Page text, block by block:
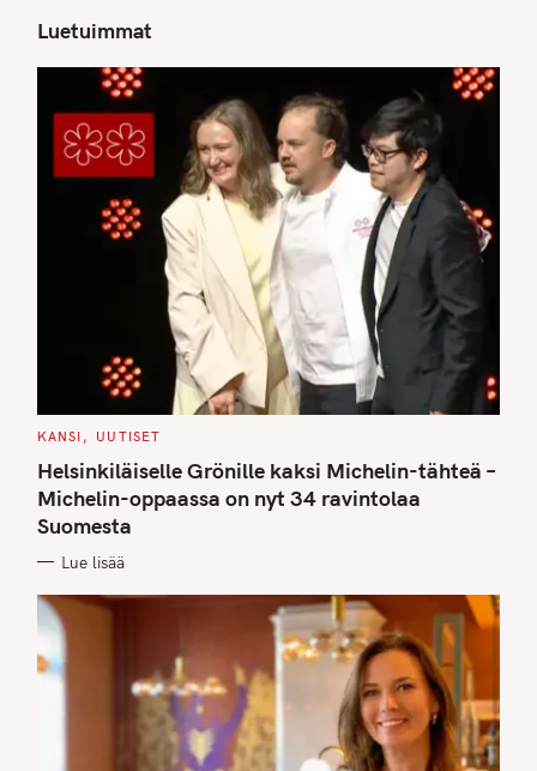
Luetuimmat
C
T
E
G
O
R
I
S
KANSI UUTISET
Helsinkiläiselle Grönille kaksi Michelin-tähteä –
Michelin-oppaassa on nyt 34 ravintolaa
Suomesta
Lue lisää